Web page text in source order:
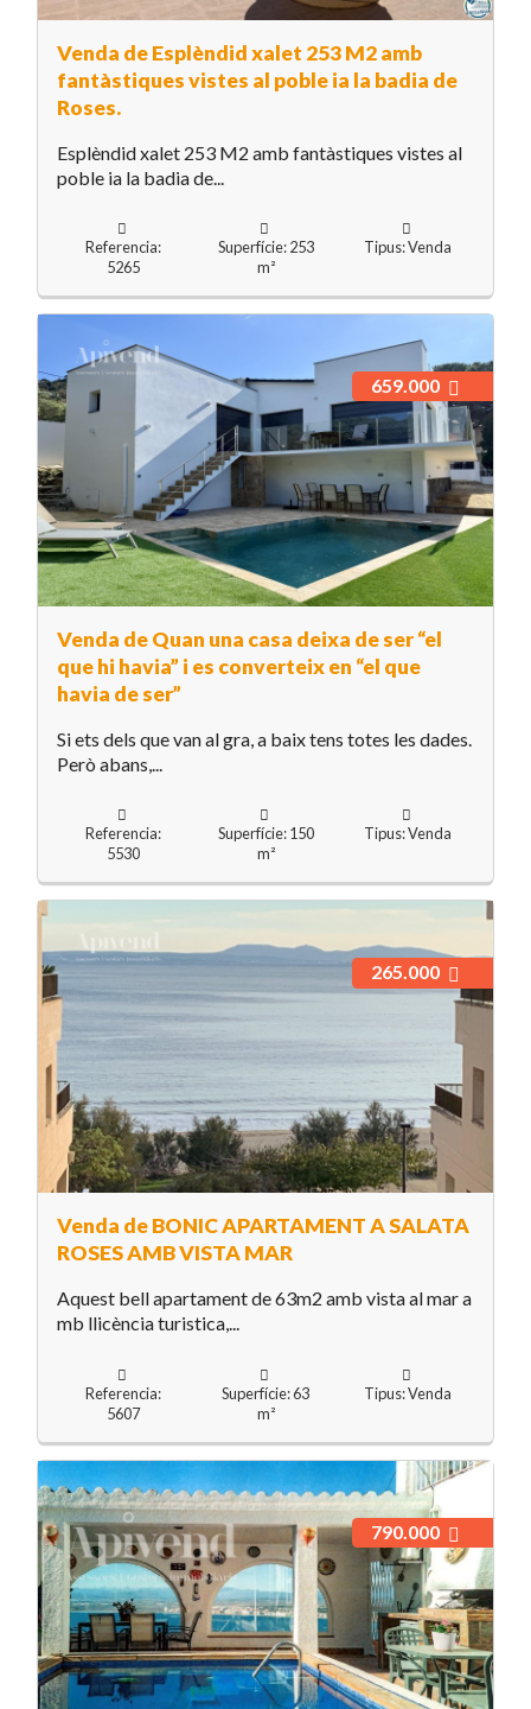
Venda de Esplèndid xalet 253 M2 amb
fantàstiques vistes al poble ia la badia de
Roses.
Esplèndid xalet 253 M2 amb fantàstiques vistes al
poble ia la badia de...
Referencia:
5265
Superfície: 253
m²
Tipus: Venda
Venda de Quan una casa deixa de ser “el
que hi havia” i es converteix en “el que
havia de ser”
659.000
Si ets dels que van al gra, a baix tens totes les dades.
Però abans,...
Referencia:
5530
Superfície: 150
m²
Tipus: Venda
Venda de BONIC APARTAMENT A SALATA
ROSES AMB VISTA MAR
265.000
Aquest bell apartament de 63m2 amb vista al mar a
mb llicència turistica,...
Referencia:
5607
Superfície: 63
m²
Tipus: Venda
790.000